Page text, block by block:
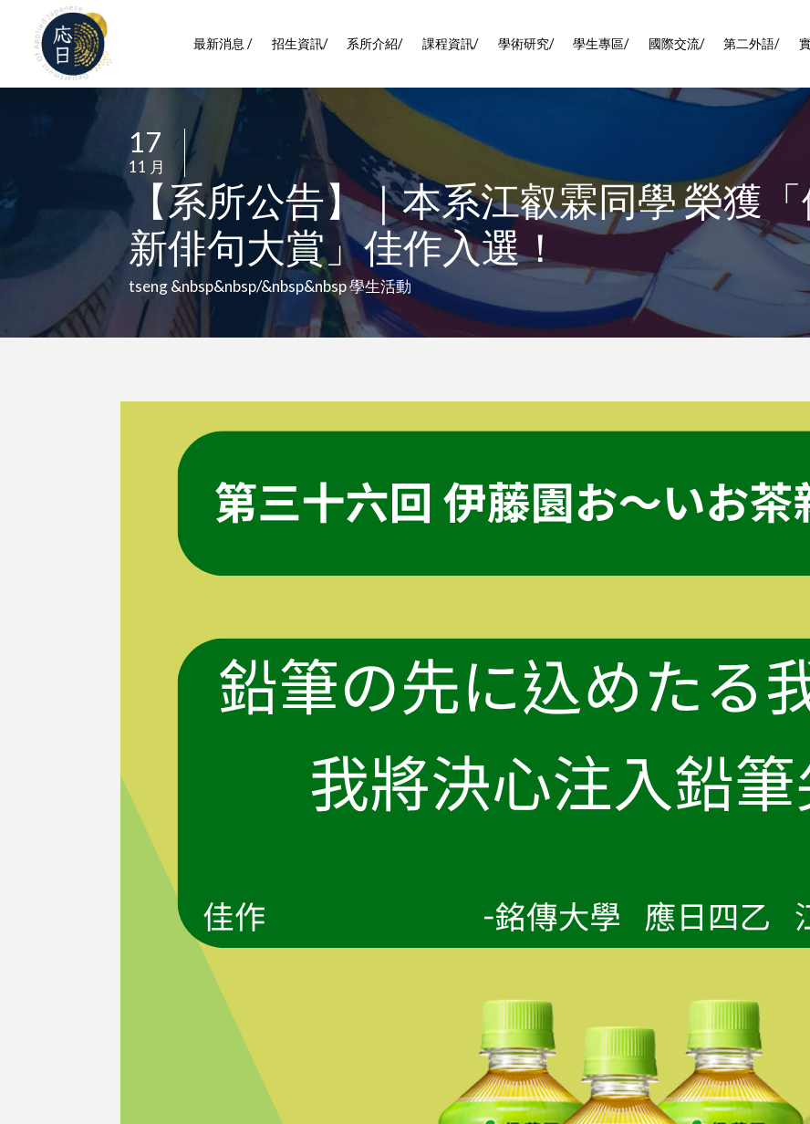
最新消息 / 招生資訊/ 系所介紹/ 課程資訊/ 學術研究/ 學生專區/ 國際交流/ 第二外語/
17 /
11 月 /
【系所公告】｜本系江叡霖同學 榮獲
新俳句大賞」佳作入選！
tseng &nbsp&nbsp/&nbsp&nbsp 學生活動